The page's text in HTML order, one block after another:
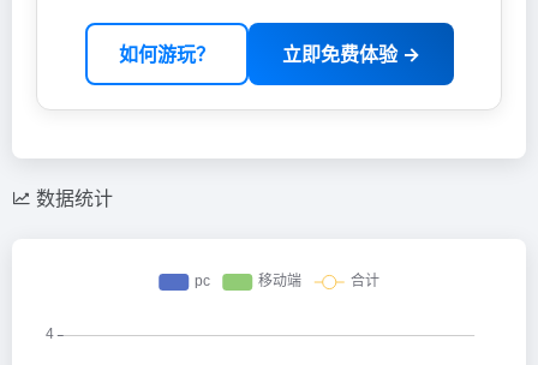
如何游玩？ 立即免费体验 →
数据统计